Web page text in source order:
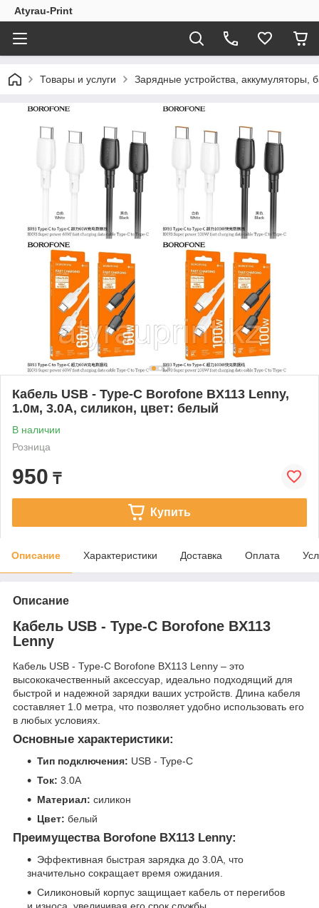
Atyrau-Print
Товары и услуги Зарядные устройства, аккумуляторы,
Кабель USB - Type-C Borofone BX113 Lenny,
1.0м, 3.0A, силикон, цвет: белый
В наличии
Розница
950 ₸
Купить
Описание Характеристики Доставка Оплата
Описание
Кабель USB - Type-C Borofone BX113
Lenny
Кабель USB - Type-C Borofone BX113 Lenny – это
высококачественный аксессуар, идеально подходящий для
быстрой и надежной зарядки ваших устройств. Длина кабеля
составляет 1.0 метра, что позволяет удобно использовать его
в любых условиях.
Основные характеристики:
Тип подключения: USB - Type-C
Ток: 3.0A
Материал: силикон
Цвет: белый
Преимущества Borofone BX113 Lenny:
Эффективная быстрая зарядка до 3.0A, что
значительно сокращает время ожидания.
Силиконовый корпус защищает кабель от перегибов